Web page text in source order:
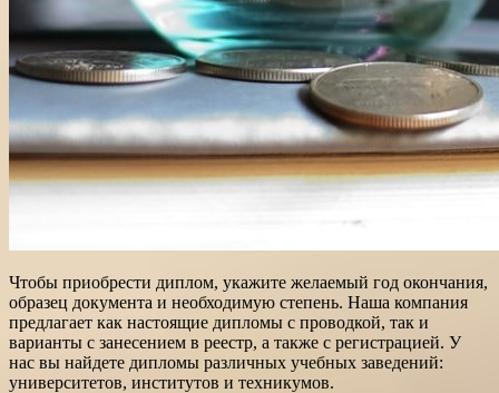
Чтобы приобрести диплом, укажите желаемый год окончания,
образец документа и необходимую степень. Наша компания
предлагает как настоящие дипломы с проводкой, так и
варианты с занесением в реестр, а также с регистрацией. У
нас вы найдете дипломы различных учебных заведений:
университетов, институтов и техникумов.